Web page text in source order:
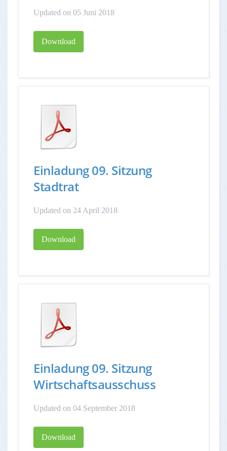
Updated on 05 Juni 2018
Download
Einladung 09. Sitzung
Stadtrat
Updated on 24 April 2018
Download
Einladung 09. Sitzung
Wirtschaftsausschuss
Updated on 04 September 2018
Download